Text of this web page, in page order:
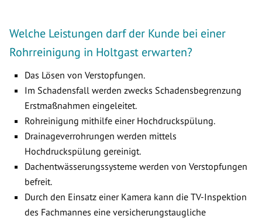
Welche Leistungen darf der Kunde bei einer
Rohrreinigung in Holtgast erwarten?
Das Lösen von Verstopfungen.
Im Schadensfall werden zwecks Schadensbegrenzung
Erstmaßnahmen eingeleitet.
Rohreinigung mithilfe einer Hochdruckspülung.
Drainageverrohrungen werden mittels
Hochdruckspülung gereinigt.
Dachentwässerungssysteme werden von Verstopfungen
befreit.
Durch den Einsatz einer Kamera kann die TV-Inspektion
des Fachmannes eine versicherungstaugliche